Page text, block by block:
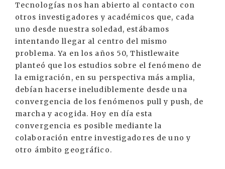
Tecnologías nos han abierto al contacto con
otros investigadores y académicos que, cada
uno desde nuestra soledad, estábamos
intentando llegar al centro del mismo
problema. Ya en los años 50, Thistlewaite
planteó que los estudios sobre el fenómeno de
la emigración, en su perspectiva más amplia,
debían hacerse ineludiblemente desde una
convergencia de los fenómenos pull y push, de
marcha y acogida. Hoy en día esta
convergencia es posible mediante la
colaboración entre investigadores de uno y
otro ámbito geográfico.